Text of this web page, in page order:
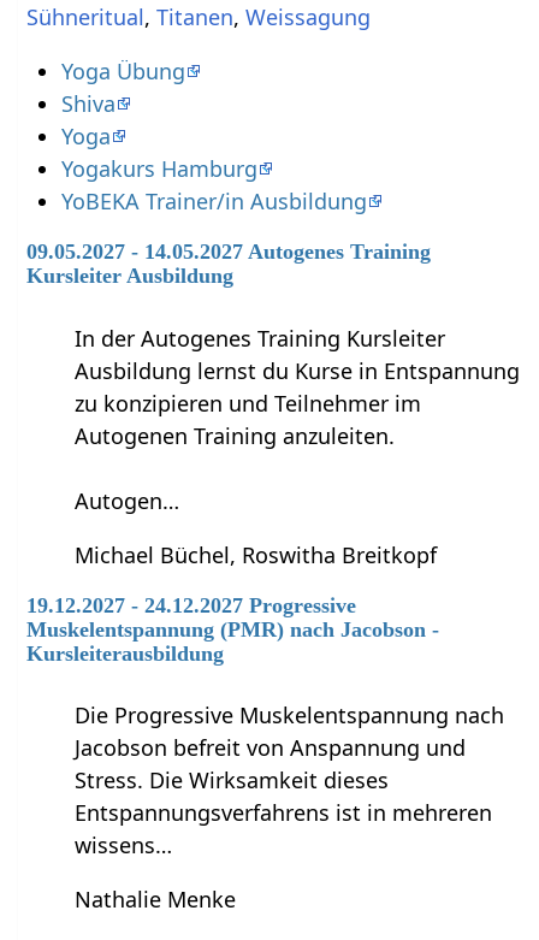
, ,
Yoga Übung
Shiva
Yoga
Yogakurs Hamburg
YoBEKA Trainer/in Ausbildung
09.05.2027 - 14.05.2027 Autogenes Training
Kursleiter Ausbildung
In der Autogenes Training Kursleiter
Ausbildung lernst du Kurse in Entspannung
zu konzipieren und Teilnehmer im
Autogenen Training anzuleiten.
Autogen…
Michael Büchel, Roswitha Breitkopf
19.12.2027 - 24.12.2027 Progressive
Muskelentspannung (PMR) nach Jacobson -
Kursleiterausbildung
Die Progressive Muskelentspannung nach
Jacobson befreit von Anspannung und
Stress. Die Wirksamkeit dieses
Entspannungsverfahrens ist in mehreren
wissens…
Nathalie Menke